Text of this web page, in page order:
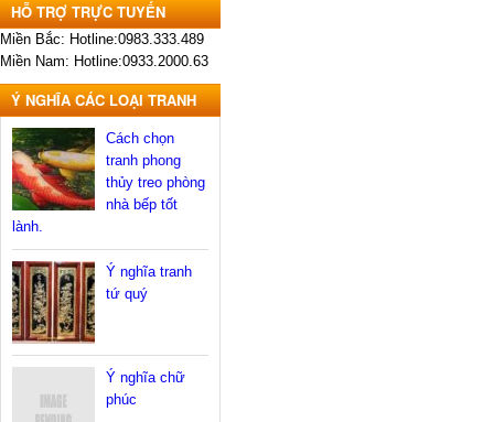
HỖ TRỢ TRỰC TUYẾN
Miền Bắc: Hotline:0983.333.489
Miền Nam: Hotline:0933.2000.63
Ý NGHĨA CÁC LOẠI TRANH
Cách chọn
tranh phong
thủy treo phòng
nhà bếp tốt
lành.
Ý nghĩa tranh
tứ quý
Ý nghĩa chữ
phúc